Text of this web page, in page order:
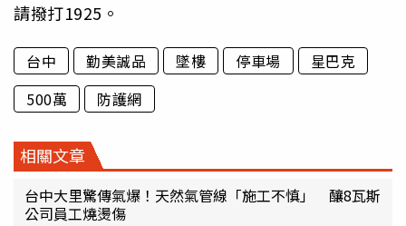
請撥打1925。
台中 勤美誠品 墜樓 停車場
星巴克
500萬
防護網
相關文章
台中大里驚傳氣爆！天然氣管線「施工不慎」 釀8瓦斯
公司員工燒燙傷